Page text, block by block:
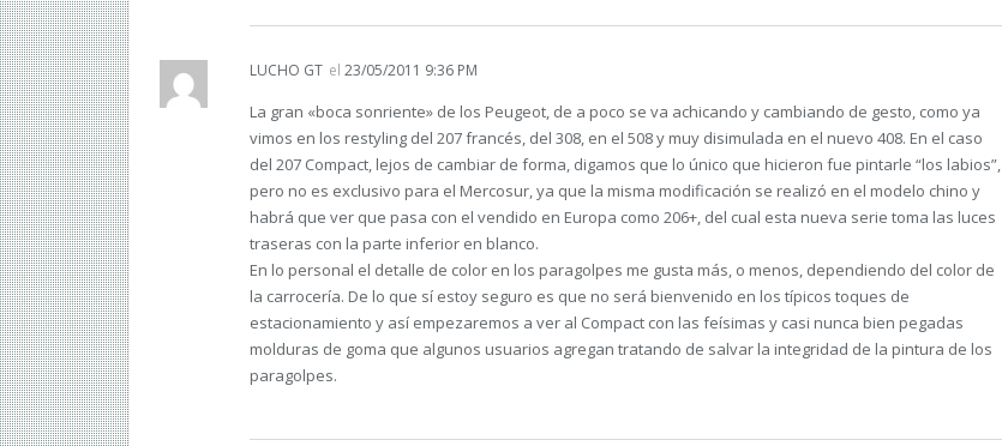
LUCHO GT el 23/05/2011 9:36 PM
La gran «boca sonriente» de los Peugeot, de a poco se va achicando y cambiando de gesto, como ya
vimos en los restyling del 207 francés, del 308, en el 508 y muy disimulada en el nuevo 408. En el caso
del 207 Compact, lejos de cambiar de forma, digamos que lo único que hicieron fue pintarle “los labios”,
pero no es exclusivo para el Mercosur, ya que la misma modificación se realizó en el modelo chino y
habrá que ver que pasa con el vendido en Europa como 206+, del cual esta nueva serie toma las luces
traseras con la parte inferior en blanco.
En lo personal el detalle de color en los paragolpes me gusta más, o menos, dependiendo del color de
la carrocería. De lo que sí estoy seguro es que no será bienvenido en los típicos toques de
estacionamiento y así empezaremos a ver al Compact con las feísimas y casi nunca bien pegadas
molduras de goma que algunos usuarios agregan tratando de salvar la integridad de la pintura de los
paragolpes.